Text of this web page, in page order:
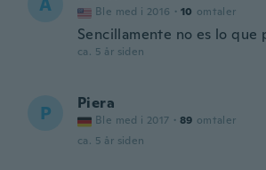
Ble med i 2016 · 10 omtaler
Sencillamente no es lo que
ca. 5 år siden
P Piera
Ble med i 2017 · 89 omtaler
ca. 5 år siden